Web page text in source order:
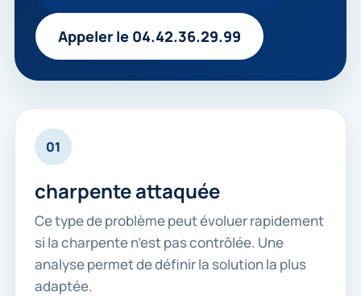
Appeler le 04.42.36.29.99
01
charpente attaquée
Ce type de problème peut évoluer rapidement
si la charpente n’est pas contrôlée. Une
analyse permet de définir la solution la plus
adaptée.